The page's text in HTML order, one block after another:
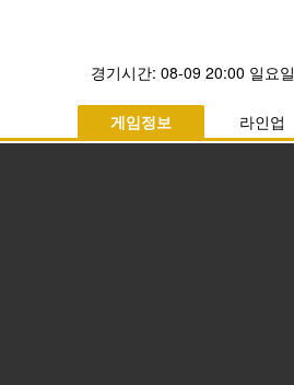
경기시간:08-09 20:00 일요일
게임정보 라인업